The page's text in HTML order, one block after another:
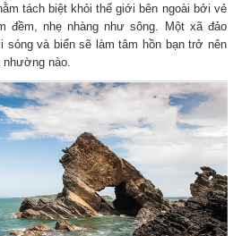
tách biệt khỏi thế giới bên ngoài bởi vẻ
đềm, nhẹ nhàng như sông. Một xã đảo
sóng và biển sẽ làm tâm hồn bạn trở nên
nào.